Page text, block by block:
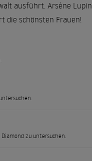
ausführt. Arsène Lupin
die schönsten Frauen!
zu untersuchen.